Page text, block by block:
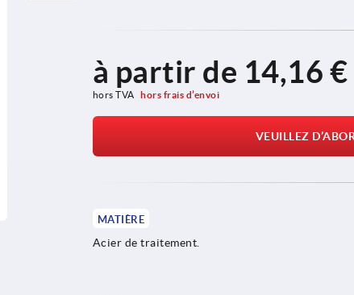
à partir de 14,16 €
hors TVA hors frais d’envoi
VEUILLEZ
MATIÈRE
Acier de traitement.